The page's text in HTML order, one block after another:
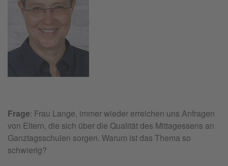
Frage: Frau Lange, immer wieder erreichen uns Anfragen
von Eltern, die sich über die Qualität des Mittagessens an
Ganztagsschulen sorgen. Warum ist das Thema so
schwierig?